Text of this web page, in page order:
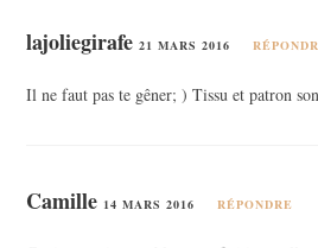
lajoliegirafe 21 MARS 2016
Il ne faut pas te gêner; ) Tissu et patron
Camille 14 MARS 2016 RÉPONDRE